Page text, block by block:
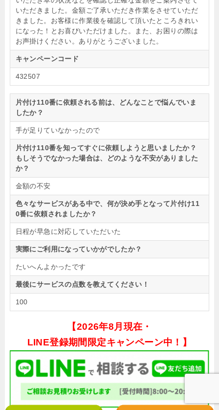
いただきました。金額ご了承いただき作業をさせていただ
きました。お客様に作業後を確認して頂いたところきれい
になった！とお喜びいただけました。また、お困りの際は
お声掛けください。ありがとうございました。
キャンペーンコード
432507
片付け110番に依頼される前は、どんなことで悩んでいま
したか？
手が足りていなかったので
片付け110番を知ってすぐに依頼しようと思いましたか？
もしそうでなかった場合は、どのような不安がありました
か？
金額の不安
色々なサービスがある中で、何が決め手となって片付け11
0番に依頼されましたか？
日程が早急に対応していただいた
実際にご利用になっていかがでしたか？
たいへんよかったです
最後にサービスの点数を教えてください！
100
【2026年8月現在・
LINE登録期間限定キャンペーン中！】